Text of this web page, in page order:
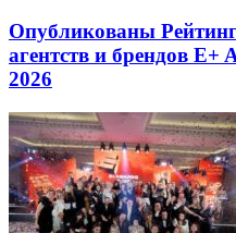
Опубликованы
агентств и брендов
2026